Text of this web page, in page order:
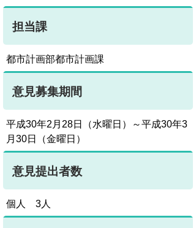
担当課
都市計画部都市計画課
意見募集期間
平成30年2月28日（水曜日）～平成30年3
月30日（金曜日）
意見提出者数
個人 3人